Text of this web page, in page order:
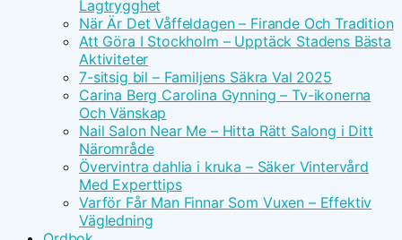
Lagtrygghet
När Är Det Våffeldagen – Firande Och Tradition
Att Göra I Stockholm – Upptäck Stadens Bästa
Aktiviteter
7-sitsig bil – Familjens Säkra Val 2025
Carina Berg Carolina Gynning – Tv-ikonerna
Och Vänskap
Nail Salon Near Me – Hitta Rätt Salong i Ditt
Närområde
Övervintra dahlia i kruka – Säker Vintervård
Med Experttips
Varför Får Man Finnar Som Vuxen – Effektiv
Vägledning